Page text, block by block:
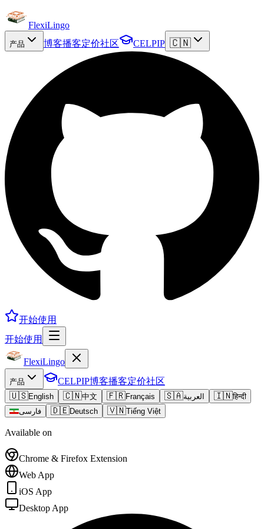
FlexiLingo
产品 博客播客定价社区 CELPIP 🇨🇳
开始使用
开始使用
FlexiLingo
产品 CELPIP博客播客定价社区
🇺🇸English 🇨🇳中文 🇫🇷Français 🇸🇦العربية 🇮🇳हिन्दी
فارسی
🇩🇪Deutsch 🇻🇳Tiếng Việt
Available on
Chrome & Firefox Extension
Web App
iOS App
Desktop App